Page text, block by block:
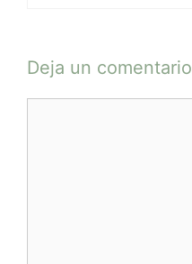
Deja un comentario